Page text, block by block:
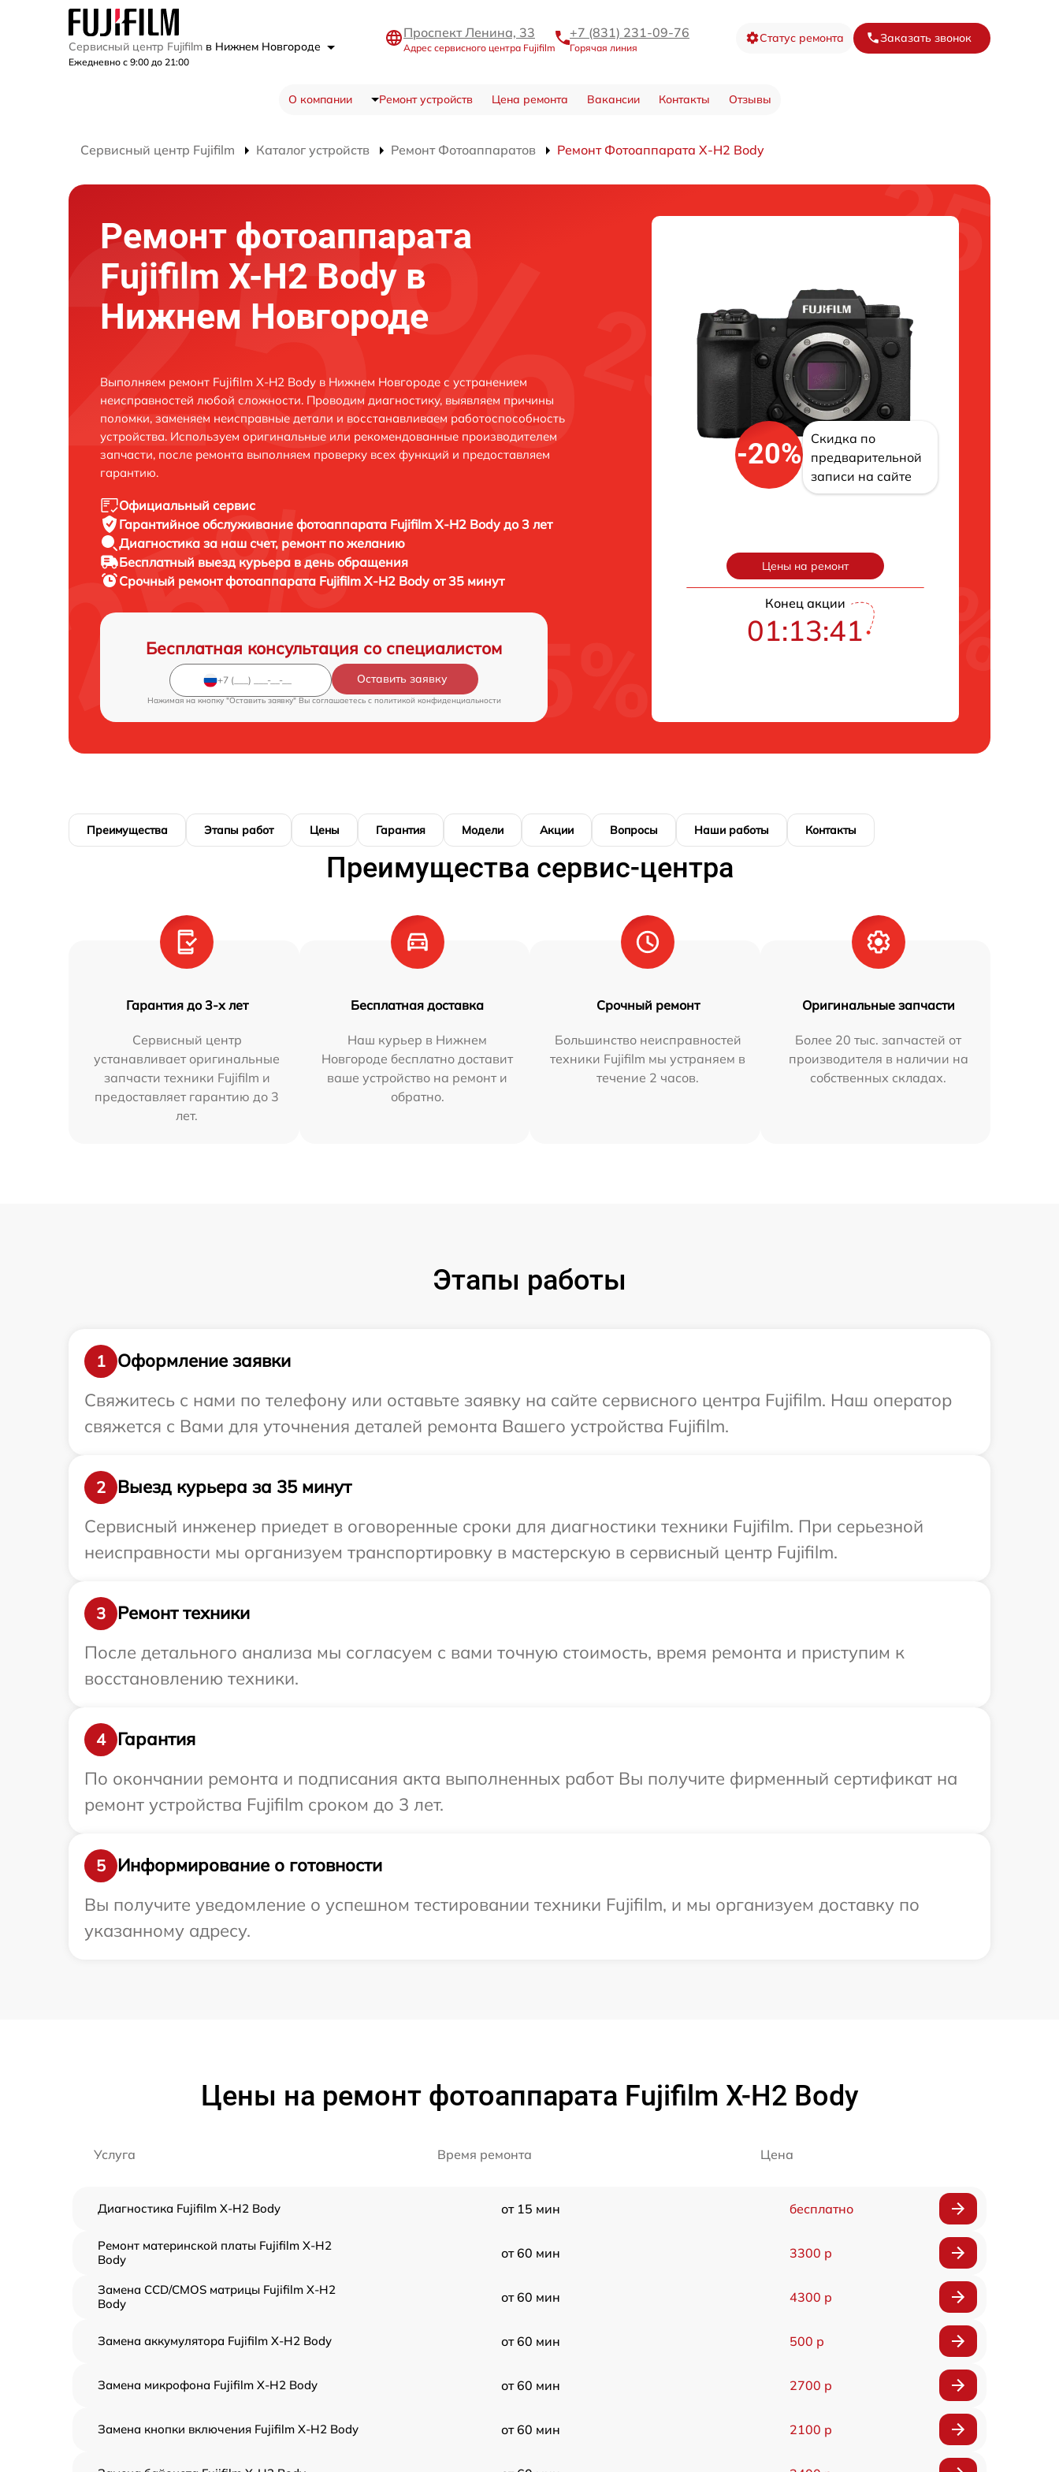
Сервисный центр Fujifilm в Нижнем Новгороде
Ежедневно с 9:00 до 21:00
Проспект Ленина, 33
Адрес сервисного центра Fujifilm
+7 (831) 231-09-76
Горячая линия
Статус ремонта Заказать звонок
О компании Ремонт устройств Цена ремонта Вакансии Контакты Отзывы
Сервисный центр Fujifilm Каталог устройств Ремонт Фотоаппаратов Ремонт Фотоаппарата X-H2 Body
Ремонт фотоаппарата
Fujifilm X-H2 Body в
Нижнем Новгороде
Выполняем ремонт Fujifilm X-H2 Body в Нижнем Новгороде с устранением
неисправностей любой сложности. Проводим диагностику, выявляем причины
поломки, заменяем неисправные детали и восстанавливаем работоспособность
устройства. Используем оригинальные или рекомендованные производителем
запчасти, после ремонта выполняем проверку всех функций и предоставляем
гарантию.
Официальный сервис
Гарантийное обслуживание фотоаппарата Fujifilm X-H2 Body до 3 лет
Диагностика за наш счет, ремонт по желанию
Бесплатный выезд курьера в день обращения
Срочный ремонтфотоаппарата Fujifilm X-H2 Body от 35 минут
Бесплатная консультация со специалистом
Оставить заявку
Нажимая на кнопку "Оставить заявку" Вы соглашаетесь c политикой конфиденциальности
-20%
Скидка по
предварительной
записи на сайте
Цены на ремонт
Конец акции
01:13:40
Преимущества Этапы работ Цены Гарантия Модели Акции Вопросы Наши работы Контакты
Преимущества сервис-центра
Гарантия до 3-х лет
Сервисный центр
устанавливает оригинальные
запчасти техники Fujifilm и
предоставляет гарантию до 3
лет.
Бесплатная доставка
Наш курьер в Нижнем
Новгороде бесплатно доставит
ваше устройство на ремонт и
обратно.
Срочный ремонт
Большинство неисправностей
техники Fujifilm мы устраняем в
течение 2 часов.
Оригинальные запчасти
Более 20 тыс. запчастей от
производителя в наличии на
собственных складах.
Этапы работы
1
Оформление заявки
Свяжитесь с нами по телефону или оставьте заявку на сайте сервисного центра Fujifilm. Наш оператор
свяжется с Вами для уточнения деталей ремонта Вашего устройства Fujifilm.
2
Выезд курьера за 35 минут
Сервисный инженер приедет в оговоренные сроки для диагностики техники Fujifilm. При серьезной
неисправности мы организуем транспортировку в мастерскую в сервисный центр Fujifilm.
3
Ремонт техники
После детального анализа мы согласуем с вами точную стоимость, время ремонта и приступим к
восстановлению техники.
4
Гарантия
По окончании ремонта и подписания акта выполненных работ Вы получите фирменный сертификат на
ремонт устройства Fujifilm сроком до 3 лет.
5
Информирование о готовности
Вы получите уведомление о успешном тестировании техники Fujifilm, и мы организуем доставку по
указанному адресу.
Цены на ремонт фотоаппарата Fujifilm X-H2 Body
Услуга Время ремонта Цена
Диагностика Fujifilm X-H2 Body от 15 мин бесплатно
Ремонт материнской платы Fujifilm X-H2
Body
от 60 мин 3300 р
Замена CCD/CMOS матрицы Fujifilm X-H2
Body
от 60 мин 4300 р
Замена аккумулятора Fujifilm X-H2 Body от 60 мин 500 р
Замена микрофона Fujifilm X-H2 Body от 60 мин 2700 р
Замена кнопки включения Fujifilm X-H2 Body от 60 мин 2100 р